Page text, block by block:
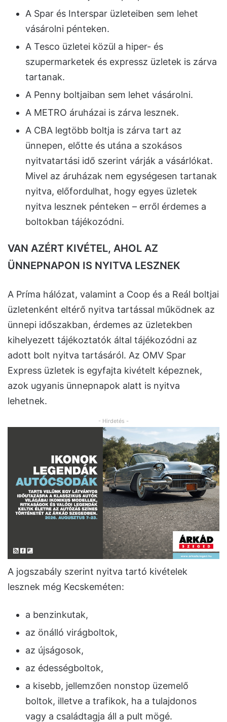
A Spar és Interspar üzleteiben sem lehet
vásárolni pénteken.
A Tesco üzletei közül a hiper- és
szupermarketek és expressz üzletek is zárva
tartanak.
A Penny boltjaiban sem lehet vásárolni.
A METRO áruházai is zárva lesznek.
A CBA legtöbb boltja is zárva tart az
ünnepen, előtte és utána a szokásos
nyitvatartási idő szerint várják a vásárlókat.
Mivel az áruházak nem egységesen tartanak
nyitva, előfordulhat, hogy egyes üzletek
nyitva lesznek pénteken – erről érdemes a
boltokban tájékozódni.
VAN AZÉRT KIVÉTEL, AHOL AZ
ÜNNEPNAPON IS NYITVA LESZNEK
A Príma hálózat, valamint a Coop és a Reál boltjai
üzletenként eltérő nyitva tartással működnek az
ünnepi időszakban, érdemes az üzletekben
kihelyezett tájékoztatók által tájékozódni az
adott bolt nyitva tartásáról. Az OMV Spar
Express üzletek is egyfajta kivételt képeznek,
azok ugyanis ünnepnapok alatt is nyitva
lehetnek.
- Hirdetés -
A jogszabály szerint nyitva tartó kivételek
lesznek még Kecskeméten:
a benzinkutak,
az önálló virágboltok,
az újságosok,
az édességboltok,
a kisebb, jellemzően nonstop üzemelő
boltok, illetve a trafikok, ha a tulajdonos
vagy a családtagja áll a pult mögé.